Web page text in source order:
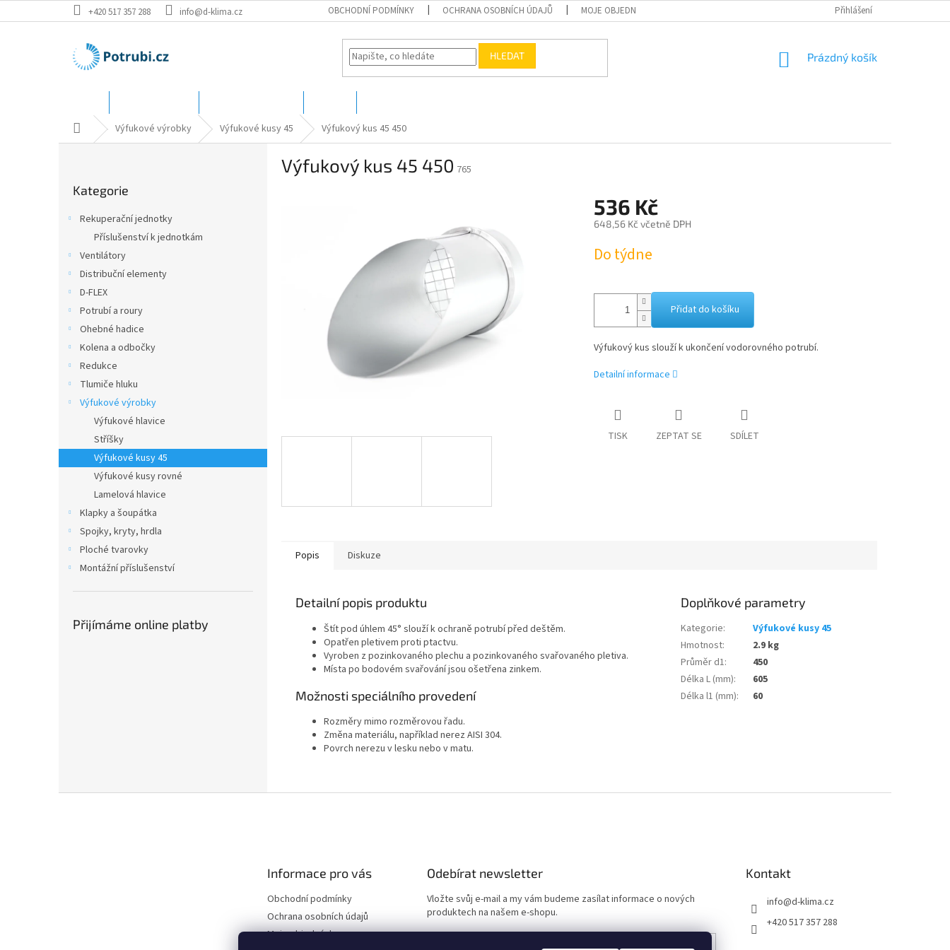
na
+420 517 357 288 info@d-klima.cz OBCHODNÍ PODMÍNKY OCHRANA OSOBNÍCH ÚDAJŮ MOJE OBJEDNÁVKA Přihlášení
HLEDAT
NÁKUPNÍ
Prázdný košík
Domů Výfukové výrobky Výfukové kusy 45 Výfukový kus 45 450
kategorie
Kategorie
Rekuperační jednotky
Příslušenství k jednotkám
Ventilátory
Distribuční elementy
D-FLEX
Potrubí a roury
Ohebné hadice
Kolena a odbočky
Redukce
Tlumiče hluku
Výfukové výrobky
Výfukové hlavice
Stříšky
Výfukové kusy 45
Výfukové kusy rovné
Lamelová hlavice
Klapky a šoupátka
Spojky, kryty, hrdla
Ploché tvarovky
Montážní příslušenství
Přijímáme online platby
Výfukový kus 45 450 765
536 Kč
648,56 Kč včetně DPH
cena:
Do týdne
Přidat do košíku
Výfukový kus slouží k ukončení vodorovného potrubí.
Detailní informace
TISK ZEPTAT SE SDÍLET
Popis Diskuze
Detailní popis produktu
Štít pod úhlem 45° slouží k ochraně potrubí před deštěm.
Opatřen pletivem proti ptactvu.
Vyroben z pozinkovaného plechu a pozinkovaného svařovaného pletiva.
Místa po bodovém svařování jsou ošetřena zinkem.
Možnosti speciálního provedení
Rozměry mimo rozměrovou řadu.
Změna materiálu, například nerez AISI 304.
Povrch nerezu v lesku nebo v matu.
Doplňkové parametry
Kategorie:
Výfukové kusy 45
Hmotnost:
2.9 kg
Průměr d1:
450
Délka L (mm):
605
Délka l1 (mm): 60
Informace pro vás
Obchodní podmínky
Ochrana osobních údajů
Moje objednávka
Odebírat newsletter
Vložte svůj e-mail a my vám budeme zasílat informace o nových
produktech na našem e-shopu.
Kontakt
info@d-klima.cz
+420 517 357 288